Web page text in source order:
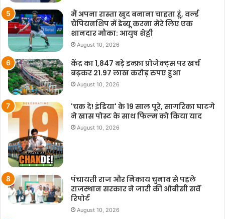
मैं अपना रास्ता खुद बनाना चाहता हूं, वर्ल्ड
चैंपियनशिप में डेब्यू करना मेरे लिए एक
शानदार मौका: आयुष शेट्टी
August 10, 2026
केंद्र का 1,847 बड़े इन्फ्रा प्रोजेक्ट्स पर खर्च
बढ़कर 21.97 लाख करोड़ रुपए हुआ
August 10, 2026
'चक दे! इंडिया' के 19 साल पूरे, सागरिका घाटगे
ने खास पोस्ट के साथ फिल्म को किया याद
August 10, 2026
पंचायती राज और निकाय चुनाव से पहले
राजस्थान सरकार ने जारी की ओबीसी सर्वे
रिपोर्ट
August 10, 2026